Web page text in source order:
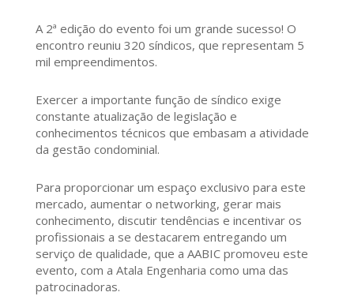
A 2ª edição do evento foi um grande sucesso! O
encontro reuniu 320 síndicos, que representam 5
mil empreendimentos.
Exercer a importante função de síndico exige
constante atualização de legislação e
conhecimentos técnicos que embasam a atividade
da gestão condominial.
Para proporcionar um espaço exclusivo para este
mercado, aumentar o networking, gerar mais
conhecimento, discutir tendências e incentivar os
profissionais a se destacarem entregando um
serviço de qualidade, que a AABIC promoveu este
evento, com a Atala Engenharia como uma das
patrocinadoras.